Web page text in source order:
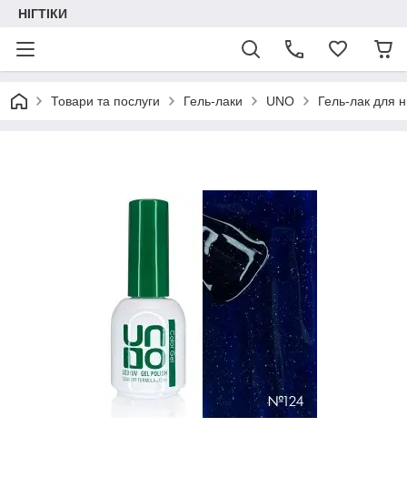
НІГТІКИ
Товари та послуги Гель-лаки UNO Гель-лак для